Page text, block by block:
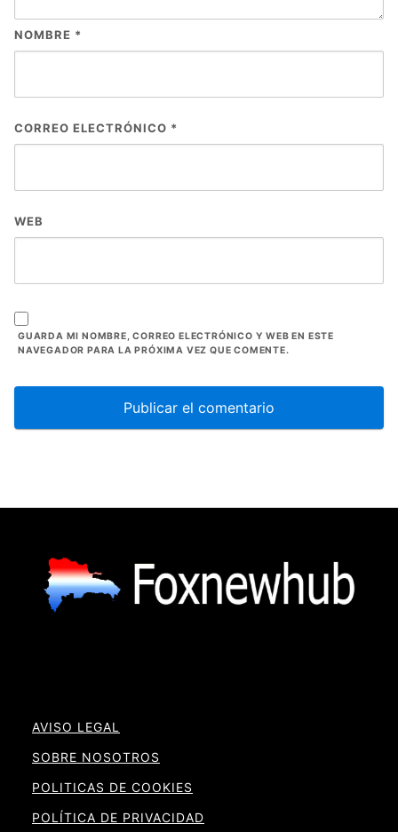
NOMBRE *
CORREO ELECTRÓNICO *
WEB
GUARDA MI NOMBRE, CORREO ELECTRÓNICO Y WEB EN ESTE
NAVEGADOR PARA LA PRÓXIMA VEZ QUE COMENTE.
AVISO LEGAL
SOBRE NOSOTROS
POLITICAS DE COOKIES
POLÍTICA DE PRIVACIDAD